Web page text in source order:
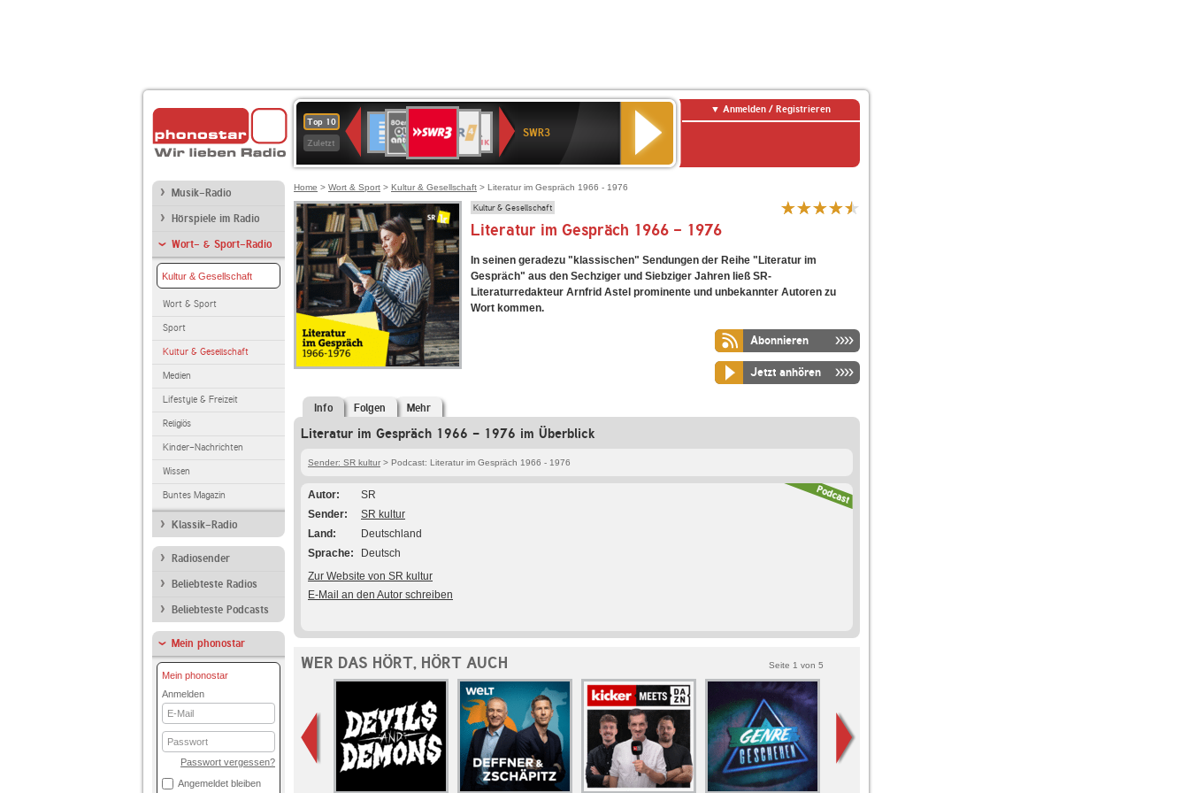
Top 10
Zuletzt
Deutschlandfunk
80er
90er
OLDIE
ANTENNE
4
KLASSIK
SWR
Kultur
NDR
2
SWR3
Anmelden / Registrieren
Musik-Radio
Hörspiele im Radio
Wort- & Sport-Radio
Kultur & Gesellschaft
Wort & Sport
Sport
Kultur & Gesellschaft
Medien
Lifestyle & Freizeit
Religiös
Kinder-Nachrichten
Wissen
Buntes Magazin
Klassik-Radio
Radiosender
Beliebteste Radios
Beliebteste Podcasts
Mein phonostar
Mein phonostar
Anmelden
E-
Mail
Passwort
Passwort vergessen?
Angemeldet bleiben
Home > Wort & Sport > Kultur & Gesellschaft > Literatur im Gespräch 1966 - 1976
Kultur & Gesellschaft
Literatur im Gespräch 1966 - 1976
In seinen geradezu "klassischen" Sendungen der Reihe "Literatur im
Gespräch" aus den Sechziger und Siebziger Jahren ließ SR-
Literaturredakteur Arnfrid Astel prominente und unbekannter Autoren zu
Wort kommen.
Abonnieren
Jetzt anhören
Info Folgen Mehr
Literatur im Gespräch 1966 - 1976 im Überblick
Sender: SR kultur > Podcast: Literatur im Gespräch 1966 - 1976
Autor
SR
Sender
SR kultur
Land
Deutschland
Sprache
Deutsch
Zur Website von SR kultur
E-Mail an den Autor schreiben
WER DAS HÖRT, HÖRT AUCH Seite 1 von 5